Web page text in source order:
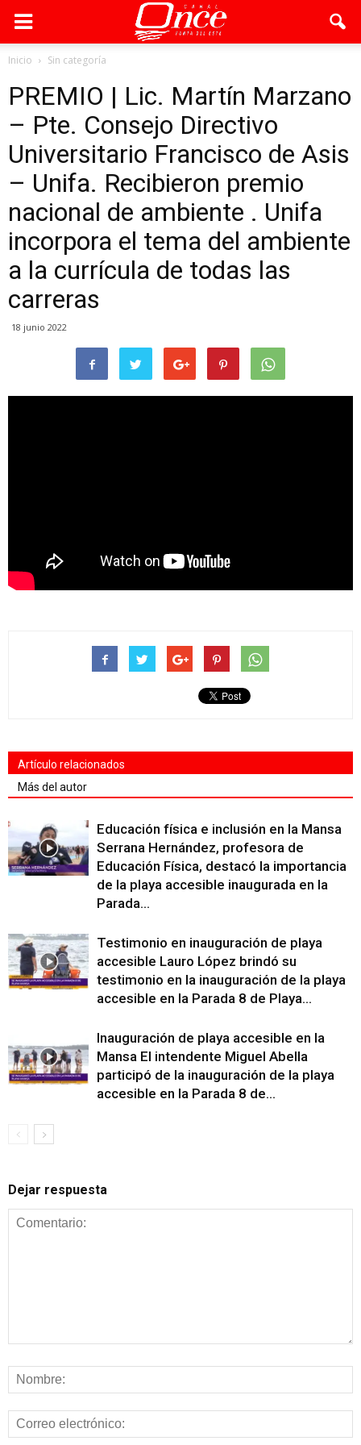
Inicio Sin categoría
PREMIO | Lic. Martín Marzano
– Pte. Consejo Directivo
Universitario Francisco de Asis
– Unifa. Recibieron premio
nacional de ambiente . Unifa
incorpora el tema del ambiente
a la currícula de todas las
carreras
18 junio 2022
Artículo relacionados
Más del autor
Educación física e inclusión en la Mansa
Serrana Hernández, profesora de
Educación Física, destacó la importancia
de la playa accesible inaugurada en la
Parada...
Testimonio en inauguración de playa
accesible Lauro López brindó su
testimonio en la inauguración de la playa
accesible en la Parada 8 de Playa...
Inauguración de playa accesible en la
Mansa El intendente Miguel Abella
participó de la inauguración de la playa
accesible en la Parada 8 de...
Dejar respuesta